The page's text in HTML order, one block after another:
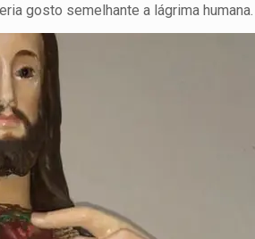
gosto semelhante a lágrima humana.